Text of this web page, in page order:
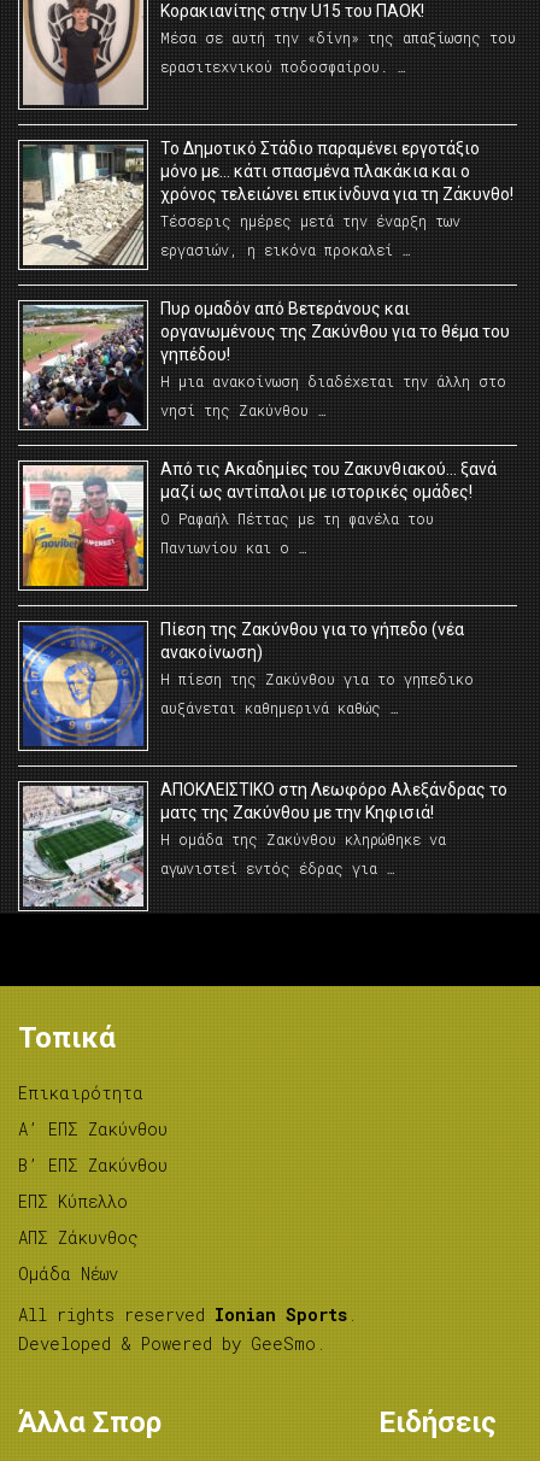
Κορακιανίτης στην U15 του ΠΑΟΚ!
Μέσα σε αυτή την «δίνη» της απαξίωσης του
ερασιτεχνικού ποδοσφαίρου. …
Το Δημοτικό Στάδιο παραμένει εργοτάξιο
μόνο με… κάτι σπασμένα πλακάκια και ο
χρόνος τελειώνει επικίνδυνα για τη Ζάκυνθο!
Τέσσερις ημέρες μετά την έναρξη των
εργασιών, η εικόνα προκαλεί …
Πυρ ομαδόν από Βετεράνους και
οργανωμένους της Ζακύνθου για το θέμα του
γηπέδου!
Η μια ανακοίνωση διαδέχεται την άλλη στο
νησί της Ζακύνθου …
Από τις Ακαδημίες του Ζακυνθιακού… ξανά
μαζί ως αντίπαλοι με ιστορικές ομάδες!
Ο Ραφαήλ Πέττας με τη φανέλα του
Πανιωνίου και ο …
Πίεση της Ζακύνθου για το γήπεδο (νέα
ανακοίνωση)
Η πίεση της Ζακύνθου για το γηπεδικο
αυξάνεται καθημερινά καθώς …
AΠΟΚΛΕΙΣΤΙΚΟ στη Λεωφόρο Αλεξάνδρας το
ματς της Ζακύνθου με την Κηφισιά!
Η ομάδα της Ζακύνθου κληρώθηκε να
αγωνιστεί εντός έδρας για …
Τοπικά
Επικαιρότητα
A’ ΕΠΣ Ζακύνθου
B’ ΕΠΣ Ζακύνθου
ΕΠΣ Κύπελλο
ΑΠΣ Ζάκυνθος
Ομάδα Νέων
All rights reserved Ionian Sports .
Developed & Powered by GeeSmo .
Άλλα Σπορ Ειδήσεις